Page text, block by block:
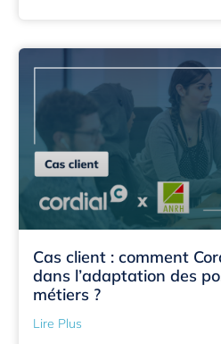
Cas client : comment
dans l’adaptation des
métiers ?
Lire Plus